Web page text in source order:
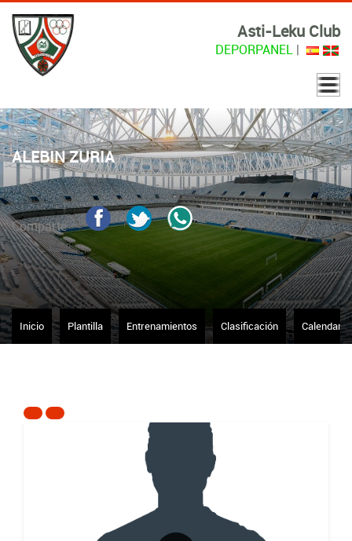
Asti-Leku Club
DEPORPANEL |
ALEBIN ZURIA
Comparte
Inicio Plantilla Entrenamientos Clasificación Calendario